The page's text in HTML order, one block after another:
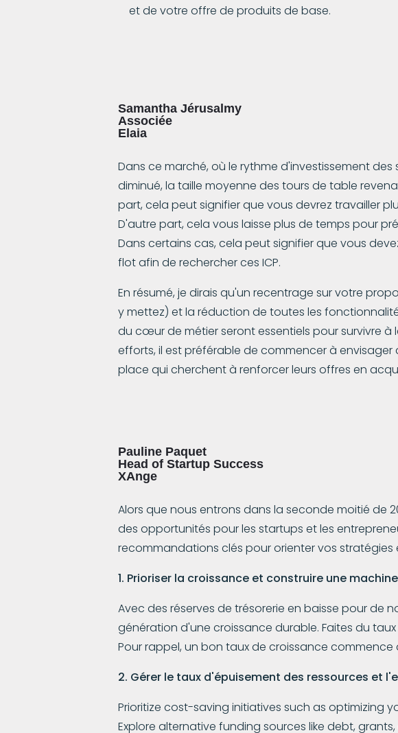
et de votre offre de produits de base.
Samantha Jérusalmy
Associée
Elaia
Dans ce marché, où le rythme d'investissement
diminué, la taille moyenne des tours de table
part, cela peut signifier que vous devrez travailler
D'autre part, cela vous laisse plus de temps pour
Dans certains cas, cela peut signifier que vous
flot afin de rechercher ces ICP.
En résumé, je dirais qu'un recentrage sur votre
y mettez) et la réduction de toutes les
du cœur de métier seront essentiels pour survivre
efforts, il est préférable de commencer à
place qui cherchent à renforcer leurs offres en
Pauline Paquet
Head of Startup Success
XAnge
Alors que nous entrons dans la seconde moitié de
des opportunités pour les startups et les
recommandations clés pour orienter vos stratégies
1. Prioriser la croissance et construire une
Avec des réserves de trésorerie en baisse pour de
génération d'une croissance durable. Faites du
Pour rappel, un bon taux de croissance commence
2. Gérer le taux d'épuisement des ressources et
Prioritize cost-saving initiatives such as optimizing
Explore alternative funding sources like debt,